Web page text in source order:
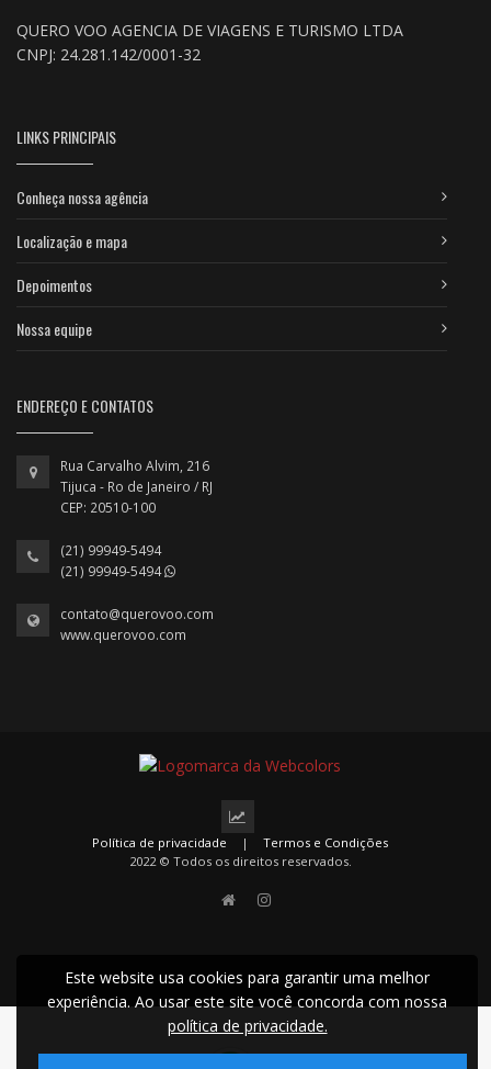
QUERO VOO AGENCIA DE VIAGENS E TURISMO LTDA
CNPJ: 24.281.142/0001-32
LINKS PRINCIPAIS
Conheça nossa agência
Localização e mapa
Depoimentos
Nossa equipe
ENDEREÇO E CONTATOS
Rua Carvalho Alvim, 216
Tijuca - Ro de Janeiro / RJ
CEP: 20510-100
(21) 99949-5494
(21) 99949-5494
contato@querovoo.com
www.querovoo.com
Política de privacidade |
Termos e Condições
2022 © Todos os direitos reservados.
Este website usa cookies para garantir uma melhor
experiência. Ao usar este site você concorda com nossa
política de privacidade.